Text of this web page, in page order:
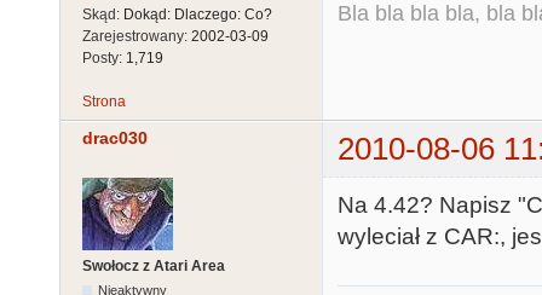
Skąd: Dokąd: Dlaczego: Co?
Zarejestrowany: 2002-03-09
Posty: 1,719
Bla bla bla bla, bla
Strona
drac030 2010-08-06
Swołocz z Atari Area
Nieaktywny
Na 4.42? Napisz
wyleciał z CAR:,